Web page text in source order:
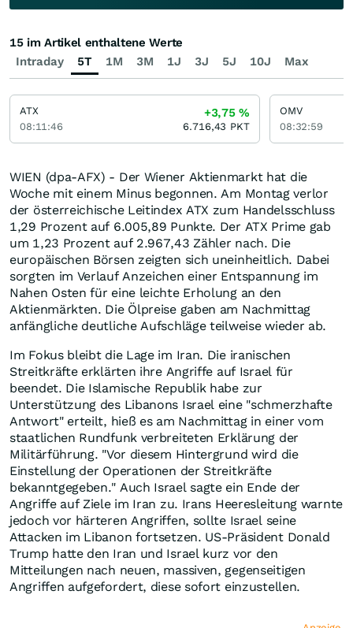
WIEN (dpa-AFX) - Der Wiener Aktienmarkt hat die
Woche mit einem Minus begonnen. Am Montag verlor
der österreichische Leitindex ATX zum Handelsschluss
1,29 Prozent auf 6.005,89 Punkte. Der ATX Prime gab
um 1,23 Prozent auf 2.967,43 Zähler nach. Die
europäischen Börsen zeigten sich uneinheitlich. Dabei
sorgten im Verlauf Anzeichen einer Entspannung im
Nahen Osten für eine leichte Erholung an den
Aktienmärkten. Die Ölpreise gaben am Nachmittag
anfängliche deutliche Aufschläge teilweise wieder ab.
Im Fokus bleibt die Lage im Iran. Die iranischen
Streitkräfte erklärten ihre Angriffe auf Israel für
beendet. Die Islamische Republik habe zur
Unterstützung des Libanons Israel eine "schmerzhafte
Antwort" erteilt, hieß es am Nachmittag in einer vom
staatlichen Rundfunk verbreiteten Erklärung der
Militärführung. "Vor diesem Hintergrund wird die
Einstellung der Operationen der Streitkräfte
bekanntgegeben." Auch Israel sagte ein Ende der
Angriffe auf Ziele im Iran zu. Irans Heeresleitung warnte
jedoch vor härteren Angriffen, sollte Israel seine
Attacken im Libanon fortsetzen. US-Präsident Donald
Trump hatte den Iran und Israel kurz vor den
Mitteilungen nach neuen, massiven, gegenseitigen
Angriffen aufgefordert, diese sofort einzustellen.
Intraday 5T 1M 3M 1J 3J 5J 10J Max
15 im Artikel enthaltene Werte
ATX
08:11:46
+3,75%
6.716,43 PKT
OMV
08:32:59